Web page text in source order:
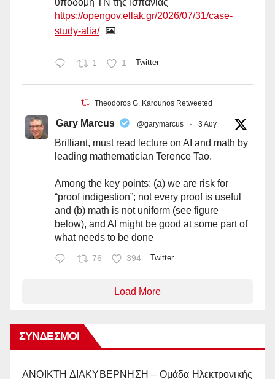
υποδομή ΤΝ της Ισπανίας
https://opengov.ellak.gr/2026/07/31/case-
study-alia/
1 1 Twitter
Theodoros G. Karounos Retweeted
Gary Marcus @garymarcus · 3 Αυγ
Brilliant, must read lecture on AI and math by
leading mathematician Terence Tao.
Among the key points: (a) we are risk for
“proof indigestion”; not every proof is useful
and (b) math is not uniform (see figure
below), and AI might be good at some part of
what needs to be done
76 394 Twitter
Load More
ΣΎΝΔΕΣΜΟΙ
AΝΟΙΚΤΗ ΔΙΑΚΥΒΕΡΝΗΣΗ – Ομάδα Ηλεκτρονικής